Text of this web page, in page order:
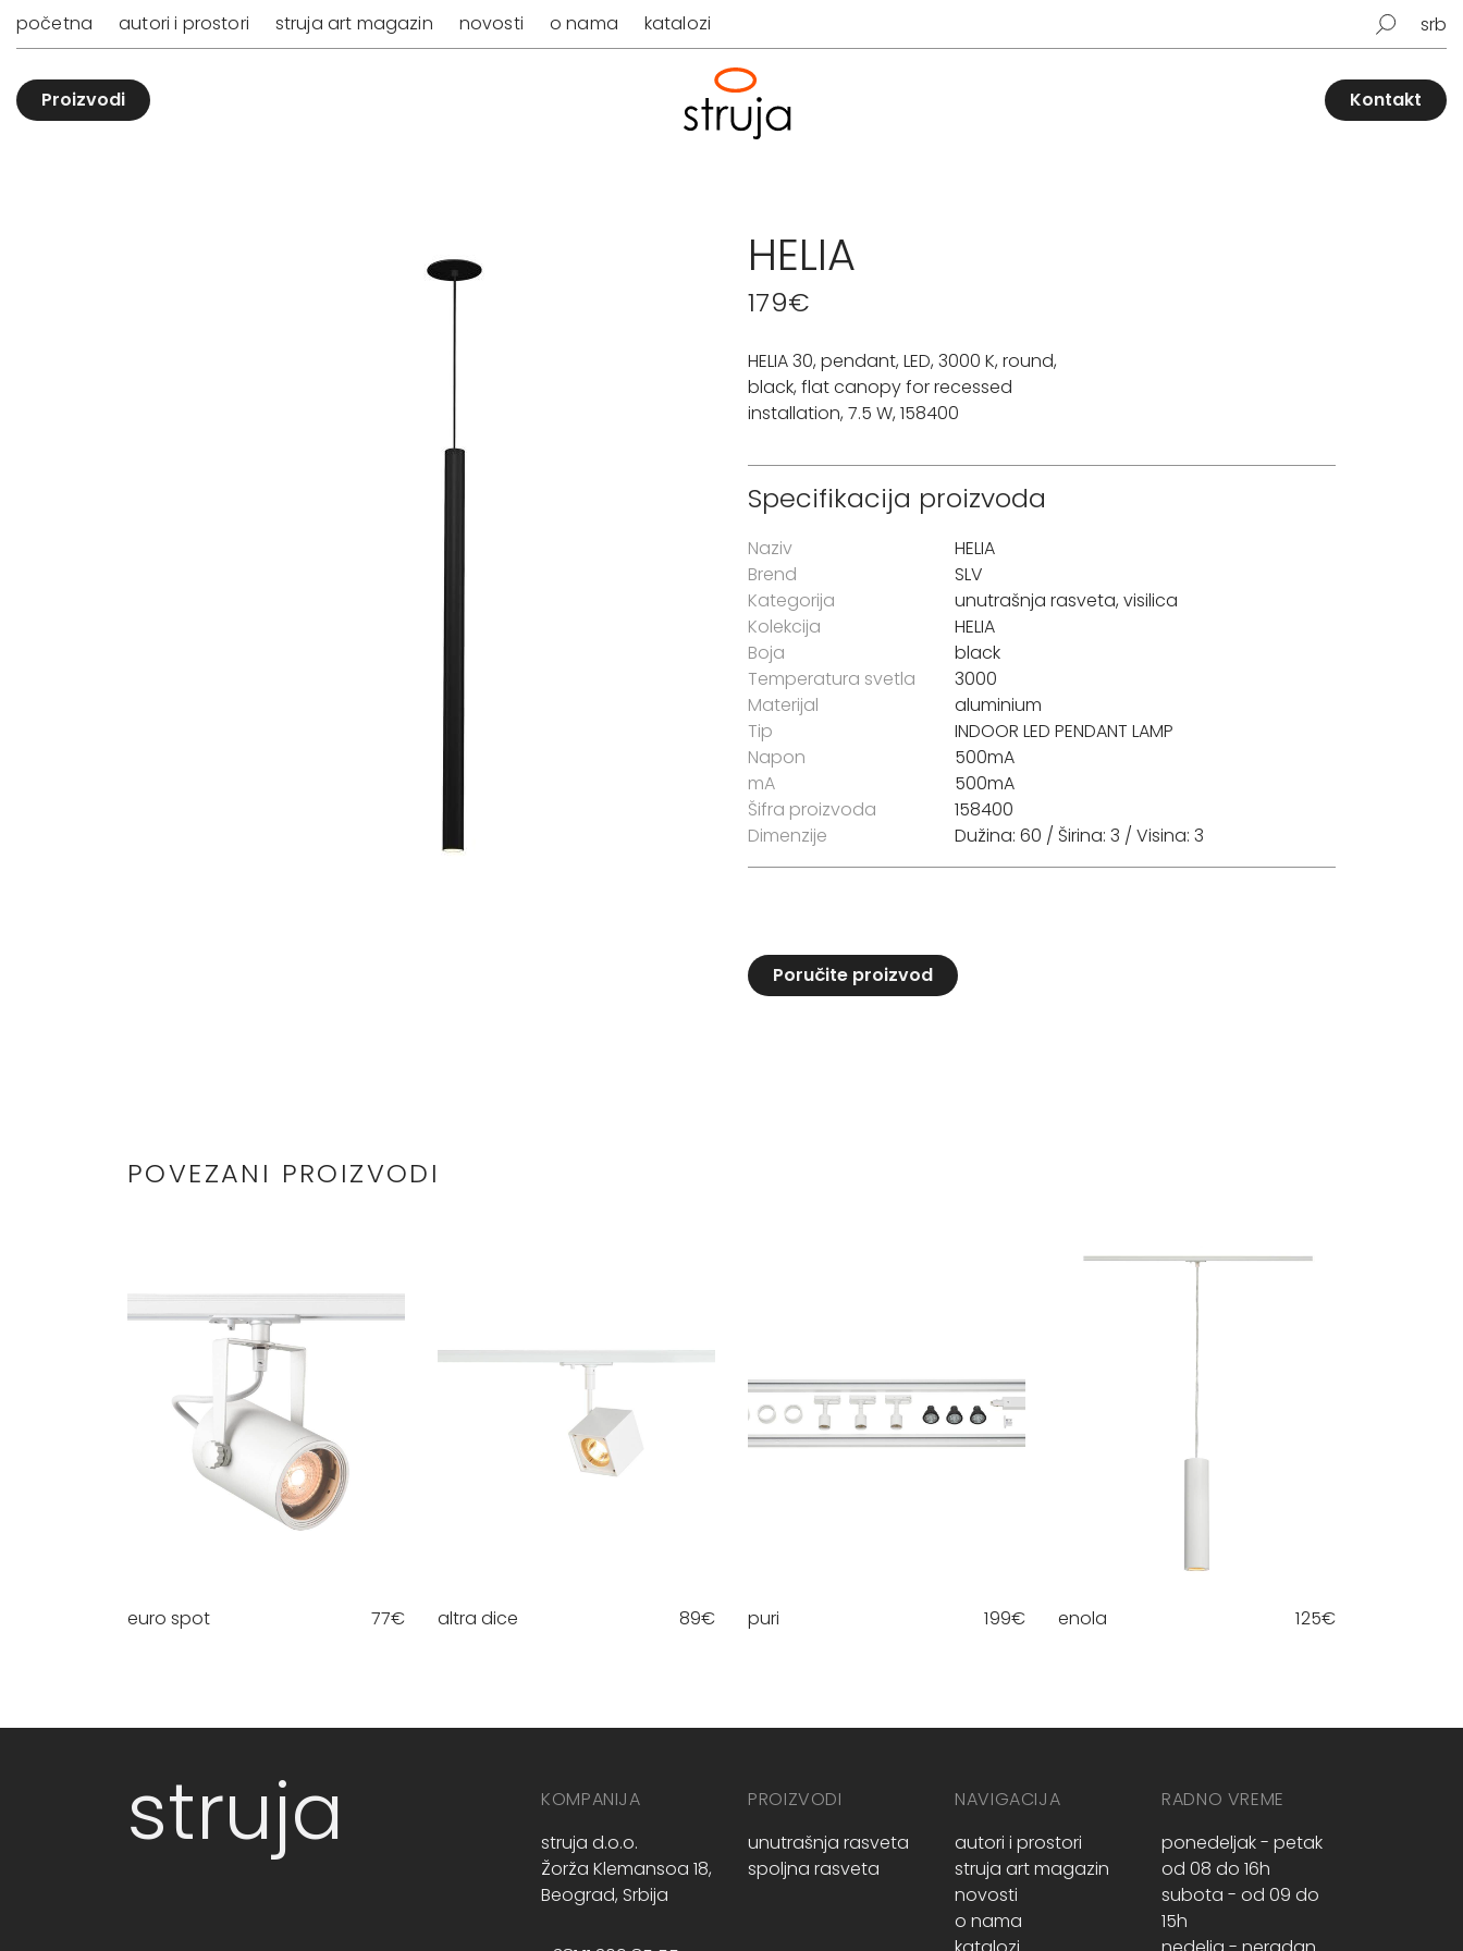
početna autori i prostori struja art magazin novosti o nama katalozi srb
Proizvodi Kontakt
HELIA
179€
HELIA 30, pendant, LED, 3000 K, round,
black, flat canopy for recessed
installation, 7.5 W, 158400
Specifikacija proizvoda
Naziv
HELIA
Brend
SLV
Kategorija
unutrašnja rasveta, visilica
Kolekcija
HELIA
Boja
black
Temperatura svetla
3000
Materijal
aluminium
Tip
INDOOR LED PENDANT LAMP
Napon
500mA
mA
500mA
Šifra proizvoda
158400
Dimenzije
Dužina: 60 / Širina: 3 / Visina: 3
Poručite proizvod
POVEZANI PROIZVODI
euro spot 77€ altra dice 89€ puri 199€ enola 125€
struja
KOMPANIJA
struja d.o.o.
Žorža Klemansoa 18,
Beograd, Srbija
PROIZVODI
unutrašnja rasveta
spoljna rasveta
NAVIGACIJA
autori i prostori
struja art magazin
novosti
o nama
RADNO VREME
ponedeljak - petak
od 08 do 16h
subota - od 09 do
15h